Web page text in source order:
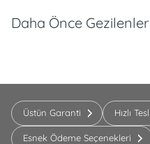
Daha Önce Gezilenler
Üstün Garanti Hızlı
Esnek Ödeme Seçenekleri